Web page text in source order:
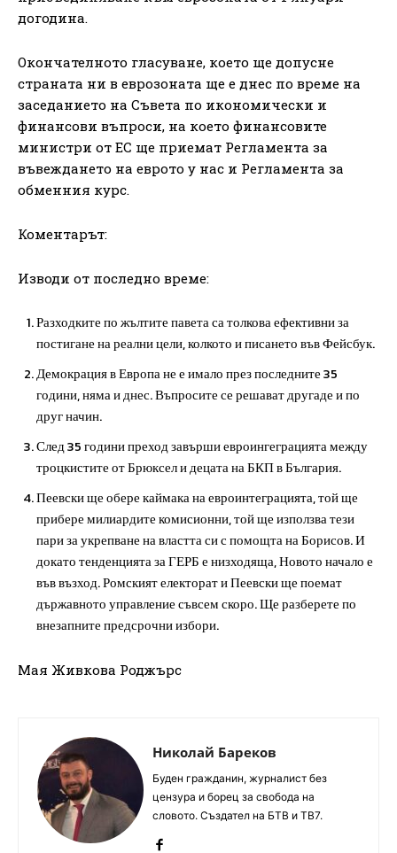
догодина.
Окончателното гласуване, което ще допусне
страната ни в еврозоната ще е днес по време на
заседанието на Съвета по икономически и
финансови въпроси, на което финансовите
министри от ЕС ще приемат Регламента за
въвеждането на еврото у нас и Регламента за
обменния курс.
Коментарът:
Изводи от последно време:
Разходките по жълтите павета са толкова ефективни за
постигане на реални цели, колкото и писането във Фейсбук.
Демокрация в Европа не е имало през последните 35
години, няма и днес. Въпросите се решават другаде и по
друг начин.
След 35 години преход завърши евроингеграцията между
троцкистите от Брюксел и децата на БКП в България.
Пеевски ще обере каймака на евроинтеграцията, той ще
прибере милиардите комисионни, той ще използва тези
пари за укрепване на властта си с помощта на Борисов. И
докато тенденцията за ГЕРБ е низходяща, Новото начало е
във възход. Ромският електорат и Пеевски ще поемат
държавното управление съвсем скоро. Ще разберете по
внезапните предсрочни избори.
Мая Живкова Роджърс
Николай Бареков
Буден гражданин, журналист без
цензура и борец за свобода на
словото. Създател на БТВ и ТВ7.